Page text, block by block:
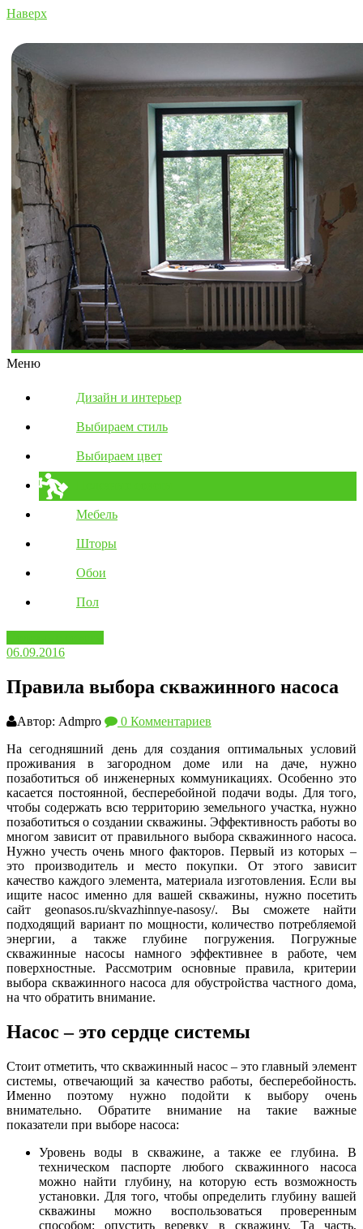
Наверх
Меню
Дизайн и интерьер
Выбираем стиль
Выбираем цвет
Мебель
Шторы
Обои
Пол
06.09.2016
Правила выбора скважинного насоса
Автор: Admpro
0 Комментариев
На сегодняшний день для создания оптимальных условий
проживания в загородном доме или на даче, нужно
позаботиться об инженерных коммуникациях. Особенно это
касается постоянной, бесперебойной подачи воды. Для того,
чтобы содержать всю территорию земельного участка, нужно
позаботиться о создании скважины. Эффективность работы во
многом зависит от правильного выбора скважинного насоса.
Нужно учесть очень много факторов. Первый из которых –
это производитель и место покупки. От этого зависит
качество каждого элемента, материала изготовления. Если вы
ищите насос именно для вашей скважины, нужно посетить
сайт geonasos.ru/skvazhinnye-nasosy/. Вы сможете найти
подходящий вариант по мощности, количество потребляемой
энергии, а также глубине погружения. Погружные
скважинные насосы намного эффективнее в работе, чем
поверхностные. Рассмотрим основные правила, критерии
выбора скважинного насоса для обустройства частного дома,
на что обратить внимание.
Насос – это сердце системы
Стоит отметить, что скважинный насос – это главный элемент
системы, отвечающий за качество работы, бесперебойность.
Именно поэтому нужно подойти к выбору очень
внимательно. Обратите внимание на такие важные
показатели при выборе насоса:
Уровень воды в скважине, а также ее глубина. В
техническом паспорте любого скважинного насоса
можно найти глубину, на которую есть возможность
установки. Для того, чтобы определить глубину вашей
скважины можно воспользоваться проверенным
способом: опустить веревку в скважину. Та часть,